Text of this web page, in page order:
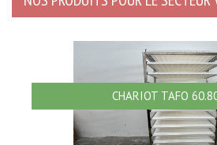
CHARIOT TAFO